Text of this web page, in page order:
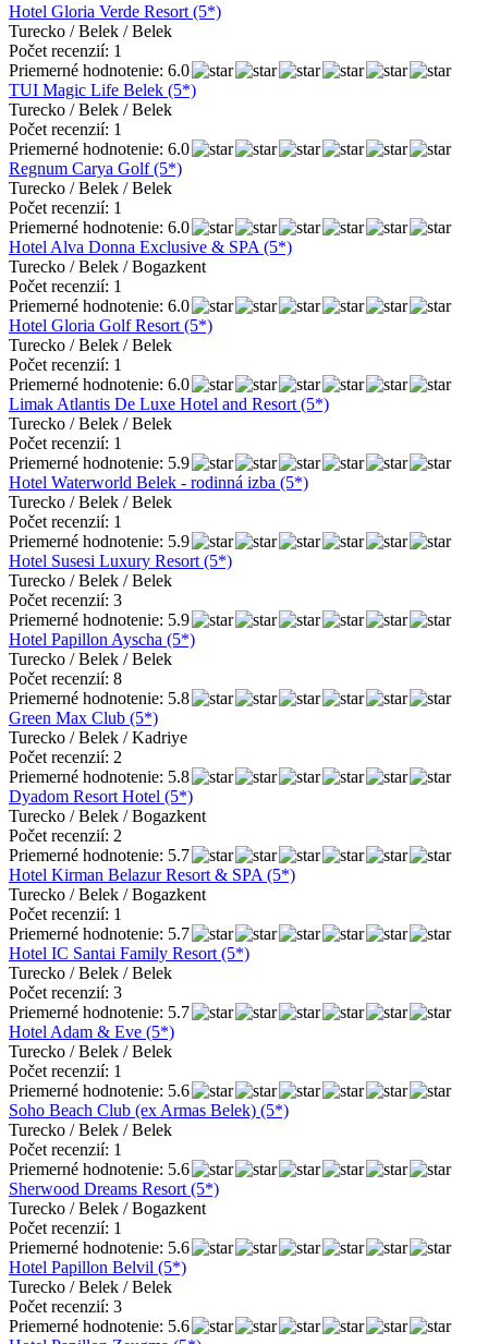
Hotel Gloria Verde Resort (5*)
Turecko / Belek / Belek
Počet recenzií: 1
Priemerné hodnotenie: 6.0
TUI Magic Life Belek (5*)
Turecko / Belek / Belek
Počet recenzií: 1
Priemerné hodnotenie: 6.0
Regnum Carya Golf (5*)
Turecko / Belek / Belek
Počet recenzií: 1
Priemerné hodnotenie: 6.0
Hotel Alva Donna Exclusive & SPA (5*)
Turecko / Belek / Bogazkent
Počet recenzií: 1
Priemerné hodnotenie: 6.0
Hotel Gloria Golf Resort (5*)
Turecko / Belek / Belek
Počet recenzií: 1
Priemerné hodnotenie: 6.0
Limak Atlantis De Luxe Hotel and Resort (5*)
Turecko / Belek / Belek
Počet recenzií: 1
Priemerné hodnotenie: 5.9
Hotel Waterworld Belek - rodinná izba (5*)
Turecko / Belek / Belek
Počet recenzií: 1
Priemerné hodnotenie: 5.9
Hotel Susesi Luxury Resort (5*)
Turecko / Belek / Belek
Počet recenzií: 3
Priemerné hodnotenie: 5.9
Hotel Papillon Ayscha (5*)
Turecko / Belek / Belek
Počet recenzií: 8
Priemerné hodnotenie: 5.8
Green Max Club (5*)
Turecko / Belek / Kadriye
Počet recenzií: 2
Priemerné hodnotenie: 5.8
Dyadom Resort Hotel (5*)
Turecko / Belek / Bogazkent
Počet recenzií: 2
Priemerné hodnotenie: 5.7
Hotel Kirman Belazur Resort & SPA (5*)
Turecko / Belek / Bogazkent
Počet recenzií: 1
Priemerné hodnotenie: 5.7
Hotel IC Santai Family Resort (5*)
Turecko / Belek / Belek
Počet recenzií: 3
Priemerné hodnotenie: 5.7
Hotel Adam & Eve (5*)
Turecko / Belek / Belek
Počet recenzií: 1
Priemerné hodnotenie: 5.6
Soho Beach Club (ex Armas Belek) (5*)
Turecko / Belek / Belek
Počet recenzií: 1
Priemerné hodnotenie: 5.6
Sherwood Dreams Resort (5*)
Turecko / Belek / Bogazkent
Počet recenzií: 1
Priemerné hodnotenie: 5.6
Hotel Papillon Belvil (5*)
Turecko / Belek / Belek
Počet recenzií: 3
Priemerné hodnotenie: 5.6